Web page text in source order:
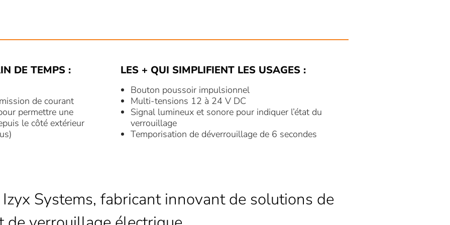
DE TEMPS :
de courant
permettre une
le côté extérieur
LES + QUI SIMPLIFIENT LES USAGES :
Bouton poussoir impulsionnel
Multi-tensions 12 à 24 V DC
Signal lumineux et sonore pour indiquer l’état du
verrouillage
Temporisation de déverrouillage de 6 secondes
Systems, fabricant innovant de solutions de